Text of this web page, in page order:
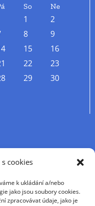
cookies
k ukládání a/nebo
jako jsou soubory cookies.
zpracovávat údaje, jako je
So Ne
1
2
8
9
15
16
22
23
29
30